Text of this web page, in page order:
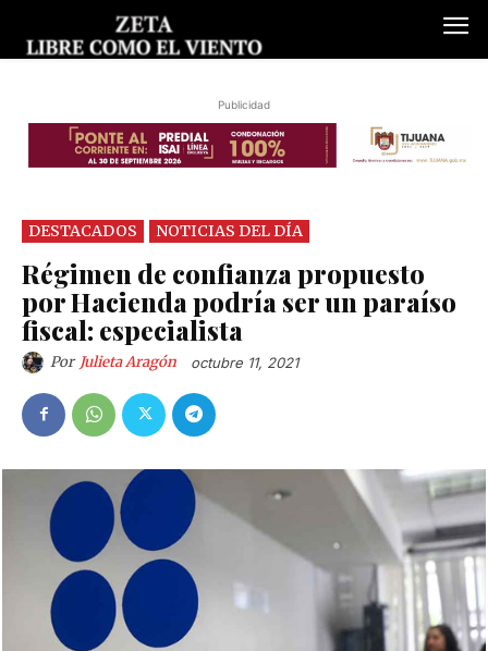
Publicidad
DESTACADOS NOTICIAS DEL DÍA
Régimen de confianza propuesto
por Hacienda podría ser un paraíso
fiscal: especialista
Por Julieta Aragón octubre 11, 2021